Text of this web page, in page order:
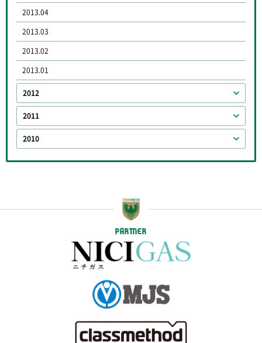
2013.04
2013.03
2013.02
2013.01
2012
2011
2010
PARTNER